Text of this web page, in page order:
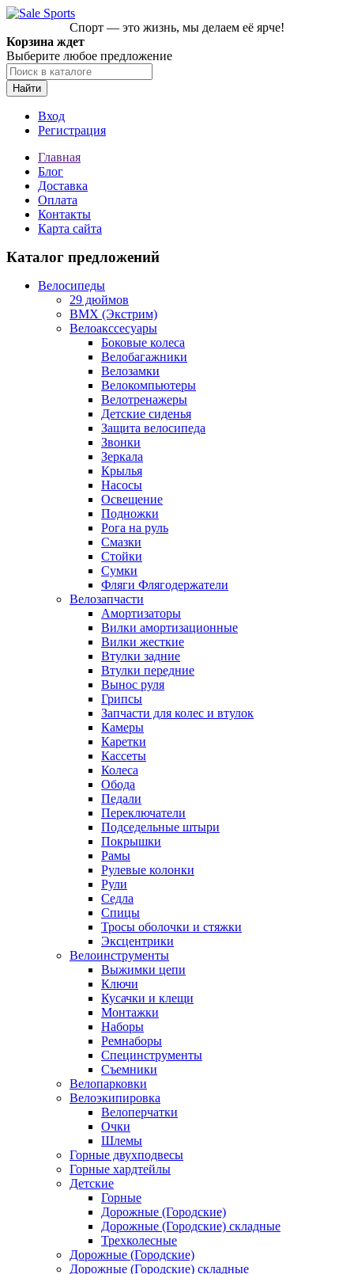
Спорт — это жизнь, мы делаем её ярче!
Корзина ждет
Выберите любое предложение
Найти
Вход
Регистрация
Главная
Блог
Доставка
Оплата
Контакты
Карта сайта
Каталог предложений
Велосипеды
29 дюймов
BMX (Экстрим)
Велоакссесуары
Боковые колеса
Велобагажники
Велозамки
Велокомпьютеры
Велотренажеры
Детские сиденья
Защита велосипеда
Звонки
Зеркала
Крылья
Насосы
Освещение
Подножки
Рога на руль
Смазки
Стойки
Сумки
Фляги Флягодержатели
Велозапчасти
Амортизаторы
Вилки амортизационные
Вилки жесткие
Втулки задние
Втулки передние
Вынос руля
Грипсы
Запчасти для колес и втулок
Камеры
Каретки
Кассеты
Колеса
Обода
Педали
Переключатели
Подседельные штыри
Покрышки
Рамы
Рулевые колонки
Рули
Седла
Спицы
Тросы оболочки и стяжки
Эксцентрики
Велоинструменты
Выжимки цепи
Ключи
Кусачки и клещи
Монтажки
Наборы
Ремнаборы
Специнструменты
Съемники
Велопарковки
Велоэкипировка
Велоперчатки
Очки
Шлемы
Горные двухподвесы
Горные хардтейлы
Детские
Горные
Дорожные (Городские)
Дорожные (Городские) складные
Трехколесные
Дорожные (Городские)
Дорожные (Городские) складные